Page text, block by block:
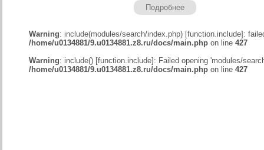
Подробнее
Warning: include(modules/search/index.php) [function.include]:
/home/u0134881/9.u0134881.z8.ru/docs/main.php on line 427
Warning: include() [function.include]: Failed opening 'modules/
/home/u0134881/9.u0134881.z8.ru/docs/main.php on line 427